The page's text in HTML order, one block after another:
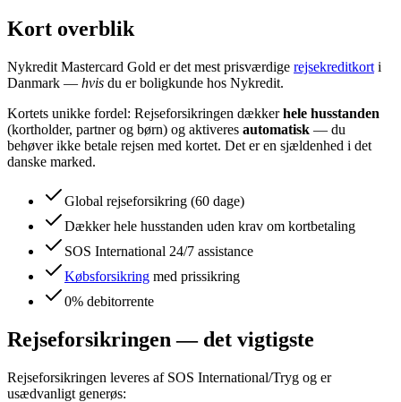
Kort overblik
Nykredit Mastercard Gold er det mest prisværdige rejsekreditkort i
Danmark — hvis du er boligkunde hos Nykredit.
Kortets unikke fordel: Rejseforsikringen dækkerhele husstanden
(kortholder, partner og børn) og aktiveres automatisk — du
behøver ikke betale rejsen med kortet. Det er en sjældenhed i det
danske marked.
Global rejseforsikring (60 dage)
Dækker hele husstanden uden krav om kortbetaling
SOS International 24/7 assistance
Købsforsikring med prissikring
0% debitorrente
Rejseforsikringen — det vigtigste
Rejseforsikringen leveres af SOS International/Tryg og er
usædvanligt generøs: